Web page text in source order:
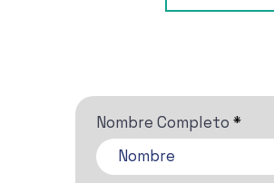
Nombre Completo